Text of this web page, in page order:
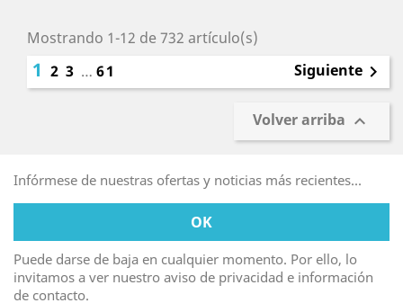
Mostrando 1-12 de 732 artículo(s)
1 2 3 … 61 Siguiente 
Volver arriba 
Infórmese de nuestras ofertas y noticias más recientes...
Puede darse de baja en cualquier momento. Por ello, lo
invitamos a ver nuestro aviso de privacidad e información
de contacto.